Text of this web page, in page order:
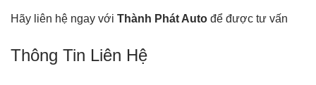
Hãy liên hệ ngay với Thành Phát Auto để được tư vấn
Thông Tin Liên Hệ